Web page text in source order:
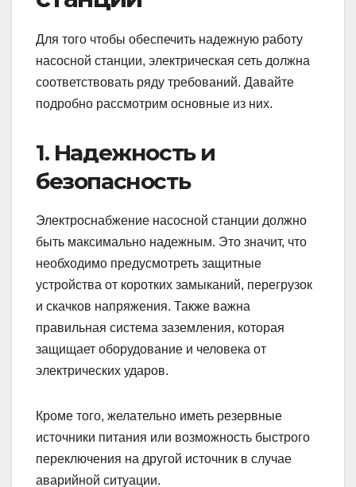
Для того чтобы обеспечить надежную работу
насосной станции, электрическая сеть должна
соответствовать ряду требований. Давайте
подробно рассмотрим основные из них.
1. Надежность и
безопасность
Электроснабжение насосной станции должно
быть максимально надежным. Это значит, что
необходимо предусмотреть защитные
устройства от коротких замыканий, перегрузок
и скачков напряжения. Также важна
правильная система заземления, которая
защищает оборудование и человека от
электрических ударов.
Кроме того, желательно иметь резервные
источники питания или возможность быстрого
переключения на другой источник в случае
аварийной ситуации.